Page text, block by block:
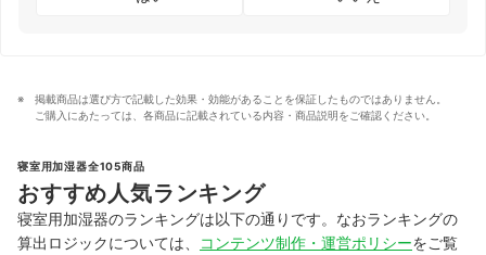
掲載商品は選び方で記載した効果・効能があることを保証したものではありません。
ご購入にあたっては、各商品に記載されている内容・商品説明をご確認ください。
寝室用加湿器全105商品
おすすめ人気ランキング
寝室用加湿器のランキングは以下の通りです。なおランキングの
算出ロジックについては、
コンテンツ制作・運営ポリシーをご覧